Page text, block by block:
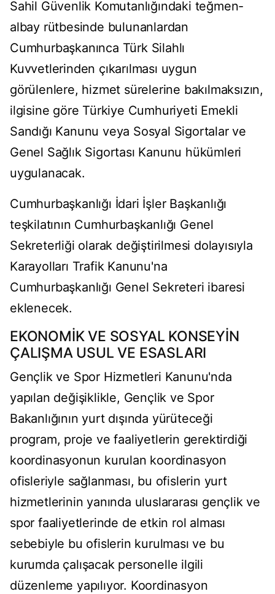
Sahil Güvenlik Komutanlığındaki teğmen-
albay rütbesinde bulunanlardan
Cumhurbaşkanınca Türk Silahlı
Kuvvetlerinden çıkarılması uygun
görülenlere, hizmet sürelerine bakılmaksızın,
ilgisine göre Türkiye Cumhuriyeti Emekli
Sandığı Kanunu veya Sosyal Sigortalar ve
Genel Sağlık Sigortası Kanunu hükümleri
uygulanacak.
Cumhurbaşkanlığı İdari İşler Başkanlığı
teşkilatının Cumhurbaşkanlığı Genel
Sekreterliği olarak değiştirilmesi dolayısıyla
Karayolları Trafik Kanunu'na
Cumhurbaşkanlığı Genel Sekreteri ibaresi
eklenecek.
EKONOMİK VE SOSYAL KONSEYİN
ÇALIŞMA USUL VE ESASLARI
Gençlik ve Spor Hizmetleri Kanunu'nda
yapılan değişiklikle, Gençlik ve Spor
Bakanlığının yurt dışında yürüteceği
program, proje ve faaliyetlerin gerektirdiği
koordinasyonun kurulan koordinasyon
ofisleriyle sağlanması, bu ofislerin yurt
hizmetlerinin yanında uluslararası gençlik ve
spor faaliyetlerinde de etkin rol alması
sebebiyle bu ofislerin kurulması ve bu
kurumda çalışacak personelle ilgili
düzenleme yapılıyor. Koordinasyon